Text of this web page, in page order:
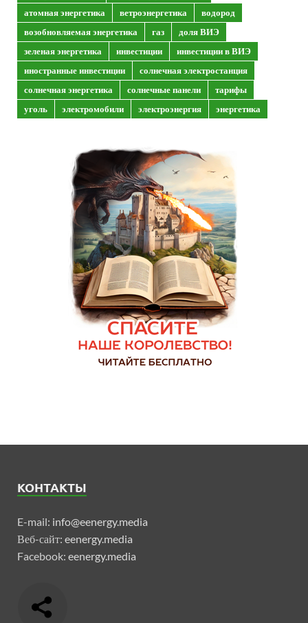
атомная энергетика
ветроэнергетика
водород
возобновляемая энергетика
газ
доля ВИЭ
зеленая энергетика
инвестиции
инвестиции в ВИЭ
иностранные инвестиции
солнечная электростанция
солнечная энергетика
солнечные панели
тарифы
уголь
электромобили электроэнергия энергетика
КОНТАКТЫ
E-mail: info@eenergy.media
Веб-сайт: eenergy.media
Facebook: eenergy.media